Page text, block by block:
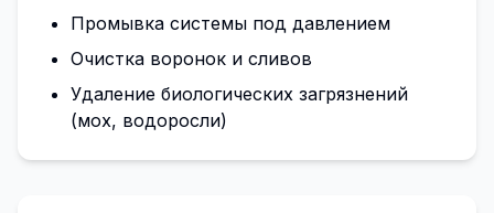
Промывка системы под давлением
Очистка воронок и сливов
Удаление биологических загрязнений
(мох, водоросли)